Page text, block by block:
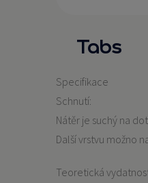
Tabs
Specifikace
Schnutí:
Nátěr je suchý na
Další vrstvu možno
Teoretická